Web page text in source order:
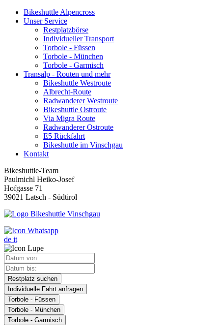
Bikeshuttle Alpencross
Unser Service
Restplatzbörse
Individueller Transport
Torbole - Füssen
Torbole - München
Torbole - Garmisch
Transalp - Routen und mehr
Bikeshuttle Westroute
Albrecht-Route
Radwanderer Westroute
Bikeshuttle Ostroute
Via Migra Route
Radwanderer Ostroute
E5 Rückfahrt
Bikeshuttle im Vinschgau
Kontakt
Bikeshuttle-Team
Paulmichl Heiko-Josef
Hofgasse 71
39021 Latsch - Südtirol
de it
Restplatz suchen
Individuelle Fahrt anfragen
Torbole - Füssen
Torbole - München
Torbole - Garmisch